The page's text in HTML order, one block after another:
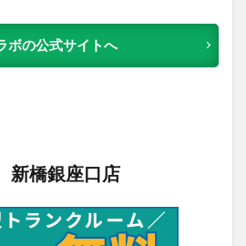
ボの公式サイトへ
新橋銀座口店